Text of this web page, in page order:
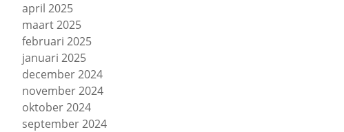
april 2025
maart 2025
februari 2025
januari 2025
december 2024
november 2024
oktober 2024
september 2024